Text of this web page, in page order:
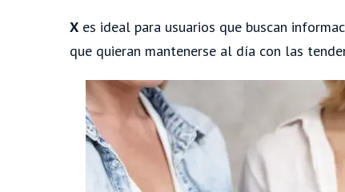
X es ideal para usuarios que buscan
que quieran mantenerse al día con las